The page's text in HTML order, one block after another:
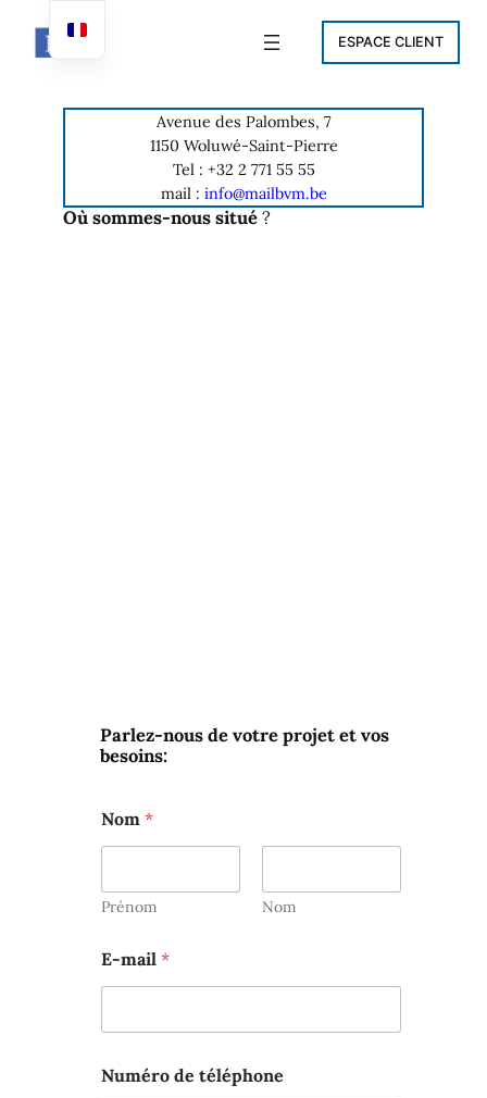
ESPACE CLIENT
Avenue des Palombes, 7
1150 Woluwé-Saint-Pierre
Tel : +32 2 771 55 55
mail : info@mailbvm.be
Où sommes-nous situé?
Parlez-nous de votre projet et vos
besoins:
Nom *
Prénom Nom
E-mail *
o
Numéro de téléphone